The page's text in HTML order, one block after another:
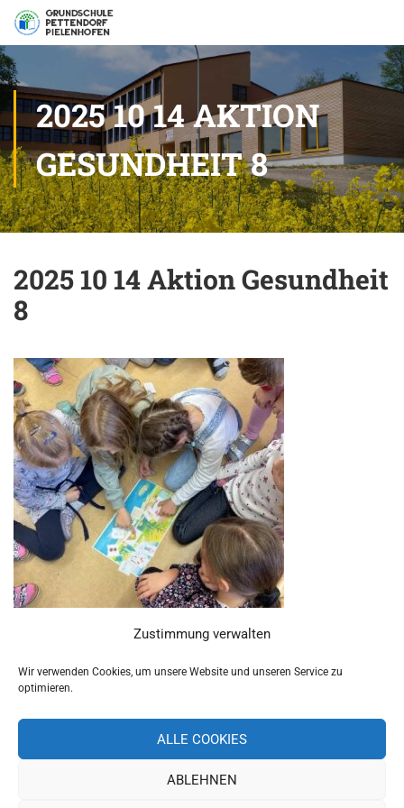
Zustimmung verwalten
Wir verwenden Cookies, um unsere Website und unseren Service zu
optimieren.
ALLE COOKIES
ABLEHNEN
2025 10 14 AKTION
GESUNDHEIT 8
2025 10 14 Aktion Gesundheit
8